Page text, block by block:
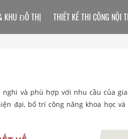
nghi và phù hợp với nhu cầu của
đại, bố trí công năng khoa học
KHU ĐÔ THỊ THIẾT KẾ THI CÔNG NỘI